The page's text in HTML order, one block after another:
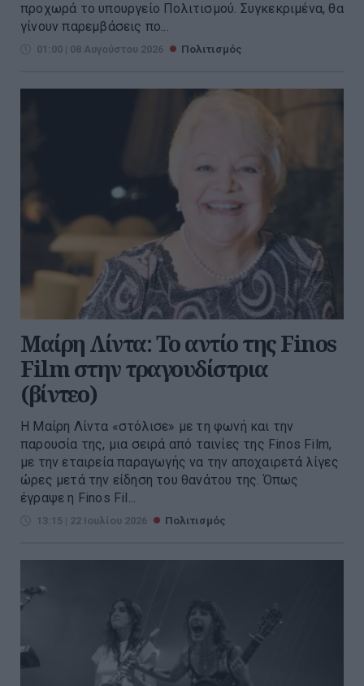
προχωρά το υπουργείο Πολιτισμού. Συγκεκριμένα, θα
γίνουν παρεμβάσεις πο...
01:00 | 08 Αυγούστου 2026 Πολιτισμός
Μαίρη Λίντα: Το αντίο της Finos
Film στην τραγουδίστρια
(βίντεο)
Η Μαίρη Λίντα «στόλισε» με τη φωνή και την
παρουσία της, μια σειρά από ταινίες της Finos Film,
με την εταιρεία παραγωγής να την αποχαιρετά λίγες
ώρες μετά την είδηση του θανάτου της. Όπως
έγραψε η Finos Fil...
13:15 | 22 Ιουλίου 2026 Πολιτισμός